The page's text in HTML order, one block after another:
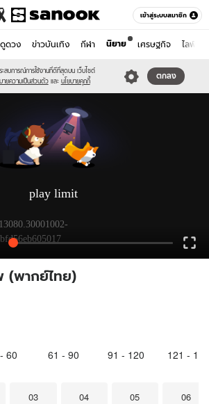
เข้าสู่ระบบสมาชิก
ดูดวง ข่าวบันเทิง กีฬา เศรษฐกิจ ไลฟ์สไ
นิยาย
ะสบการณ์การใช้งานที่ดีที่สุดบน เว็บไซต์
ายความเป็นส่วนตัว และ นโยบายคุกกี้
ตกลง
พิภพ (พากย์ไทย)
play limit
(พากย์ไทย)
- 60 61 -90 91 - 120 121 - 150
03 04 05 06